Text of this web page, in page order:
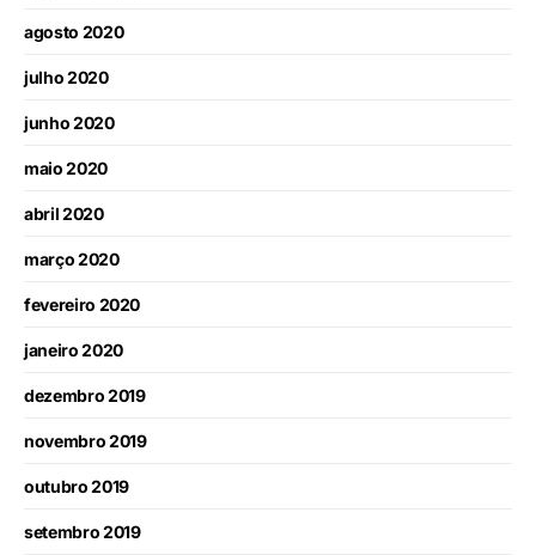
agosto 2020
julho 2020
junho 2020
maio 2020
abril 2020
março 2020
fevereiro 2020
janeiro 2020
dezembro 2019
novembro 2019
outubro 2019
setembro 2019